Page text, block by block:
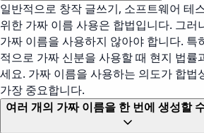
일반적으로 창작 글쓰기, 소프트웨어 테
위한 가짜 이름 사용은 합법입니다. 그러
가짜 이름을 사용하지 않아야 합니다. 특
적으로 가짜 신분을 사용할 때 현지 법률
세요. 가짜 이름을 사용하는 의도가 합법
가장 중요합니다.
여러 개의 가짜 이름을 한 번에 생성할